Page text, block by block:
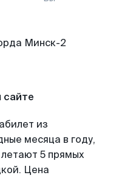
сайте
из
месяца в году,
5 прямых
Цена